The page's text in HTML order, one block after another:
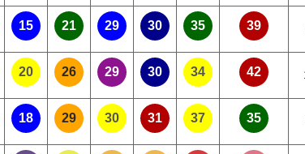
15 21 29 30 35 39
20 26 29 30 34 42
18 29 30 31 37 35